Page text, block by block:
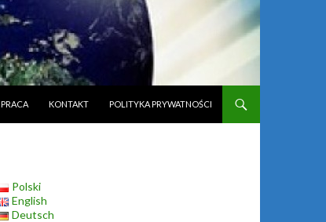
PRACA KONTAKT POLITYKA PRYWATNOŚCI
Polski
English
Deutsch